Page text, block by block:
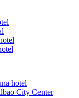
hotel
City Center